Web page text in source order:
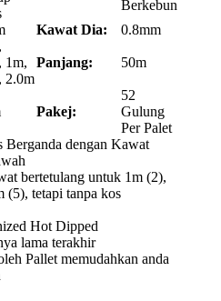
Berkebun
Kawat Dia: 0.8mm
1m,
2.0m
Panjang: 50m
Pakej:
52
Gulung
Per Palet
Berganda dengan Kawat
bertetulang untuk 1m (2),
(5), tetapi tanpa kos
Hot Dipped
lama terakhir
Pallet memudahkan anda